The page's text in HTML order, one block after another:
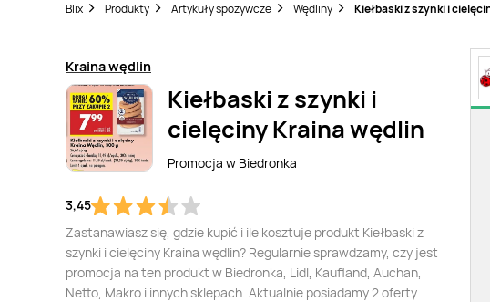
Blix Produkty Artykuły spożywcze Wędliny Kiełbaski z szynki i
Kraina wędlin
Kiełbaski z szynki i
cielęciny Kraina wędlin
Promocja w Biedronka
3,45
Zastanawiasz się, gdzie kupić i ile kosztuje produkt Kiełbaski z
szynki i cielęciny Kraina wędlin? Regularnie sprawdzamy, czy jest
promocja na ten produkt w Biedronka, Lidl, Kaufland, Auchan,
Netto, Makro i innych sklepach. Aktualnie posiadamy 2 oferty